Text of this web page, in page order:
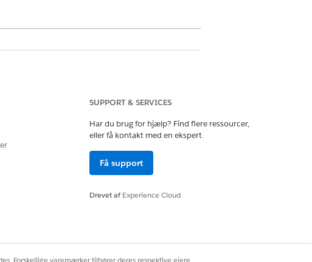
SUPPORT & SERVICES
Har du brug for hjælp? Find flere ressourcer,
eller få kontakt med en ekspert.
Få support
Drevet afExperience Cloud
Forskellige varemærker tilhører deres respektive ejere.